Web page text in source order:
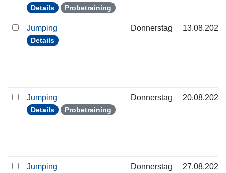
Details Probetraining
Jumping
Details
Donnerstag 13.08.2026
Jumping
Details Probetraining
Donnerstag 20.08.2026
Jumping Donnerstag 27.08.2026